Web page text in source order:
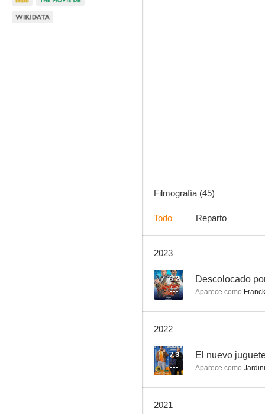
Filmografía (45)
Todo Reparto
2023
6.2 Descolocado
Aparece como Franck
2022
7.3 El nuevo
Aparece como
2021